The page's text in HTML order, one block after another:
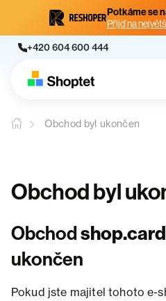
Potkáme se
Přijď na
+420 604 600 444
Obchod byl ukončen
Obchod byl
Obchod
ukončen
Pokud jste majitel tohoto e-